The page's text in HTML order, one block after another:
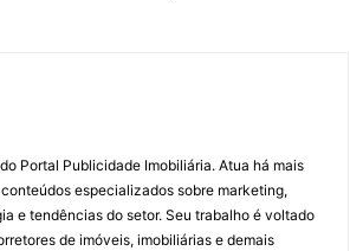
Portal Publicidade Imobiliária. Atua há mais
especializados sobre marketing,
e tendências do setor. Seu trabalho é voltado
de imóveis, imobiliárias e demais